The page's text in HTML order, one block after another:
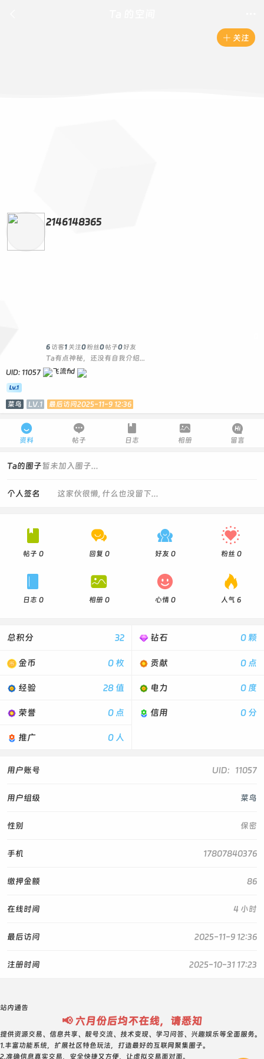
 关注
2146148365
6 访客1 关注0粉丝0 帖子0 好友
Ta有点神秘，还没有自我介绍...
UID: 11057
菜鸟 LV.1 最后访问2025-11-9 12:36

资料

帖子

日志

相册

留言
Ta的圈子暂未加入圈子...
这家伙很懒, 什么也没留下...
个人签名

帖子 0

回复 0

好友 0

粉丝 0

日志 0

相册 0

心情 0

人气 6
32
总积分 0 颗
钻石
0 枚
金币 0 点
贡献
28 值
经验 0 度
电力
0 点
荣誉 0 分
信用
0 人
推广
UID：11057
用户账号
菜鸟
用户组级
保密
性别
17807840376
手机
86
缴押金额
4 小时
在线时间
2025-11-9 12:36
最后访问
2025-10-31 17:23
注册时间
站内通告
📢 六月份后均不在线，请悉知
提供资源交易、信息共享、靓号交流、技术变现、学习问答、兴趣娱乐等全面服务。
1.丰富功能系统，扩展社区特色玩法，打造最好的互联网聚集圈子。
2.准确信息真实交易，安全快捷又方便，让虚拟交易面对面。